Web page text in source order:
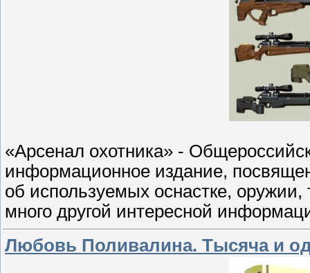
«Арсенал охотника» -
информационное издание,
об используемых оснастке, оружии,
много другой интересной
Любовь Поливалина. Тысяча и